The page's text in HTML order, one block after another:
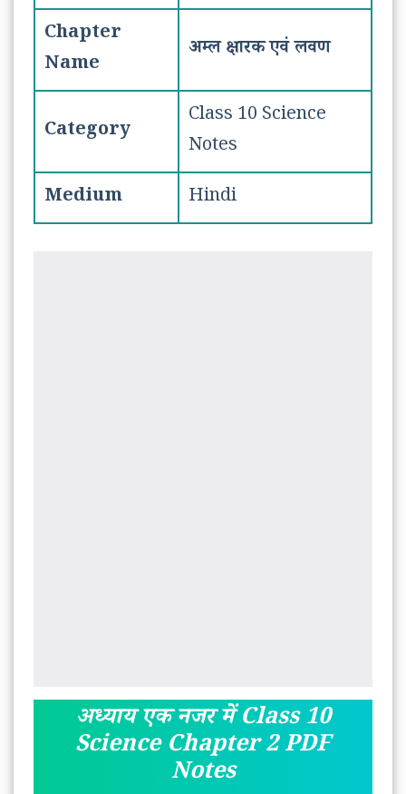
Chapter
Name
अम्ल क्षारक एवं लवण
Category
Class 10 Science
Notes
Medium
Hindi
अध्याय एक नजर में Class 10
Science Chapter 2 PDF
Notes